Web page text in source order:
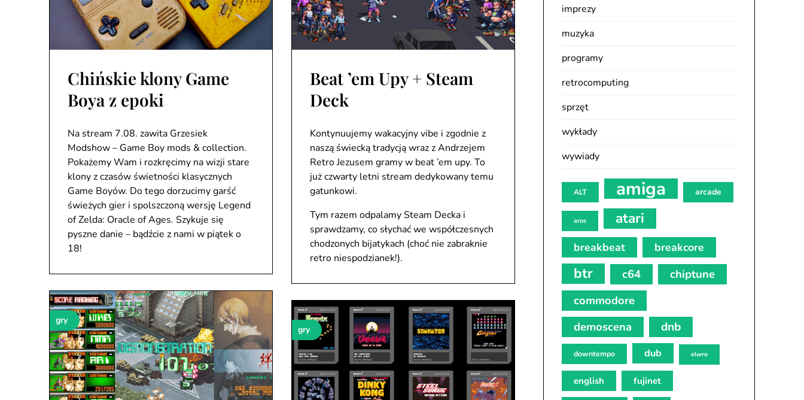
Chińskie klony Game
Boya z epoki
Na stream 7.08. zawita Grzesiek
Modshow – Game Boy mods & collection.
Pokażemy Wam i rozkręcimy na wizji stare
klony z czasów świetności klasycznych
Game Boyów. Do tego dorzucimy garść
świeżych gier i spolszczoną wersję Legend
of Zelda: Oracle of Ages. Szykuje się
pyszne danie – bądźcie z nami w piątek o
18!
gry
Beat ’em Upy + Steam
Deck
Kontynuujemy wakacyjny vibe i zgodnie z
naszą świecką tradycją wraz z Andrzejem
Retro Jezusem gramy w beat ’em upy. To
już czwarty letni stream dedykowany temu
gatunkowi.
Tym razem odpalamy Steam Decka i
sprawdzamy, co słychać we współczesnych
chodzonych bijatykach (choć nie zabraknie
retro niespodzianek!).
gry
imprezy
muzyka
programy
retrocomputing
sprzęt
wykłady
wywiady
ALT amiga arcade
aros atari
breakbeat breakcore
btr c64
chiptune
commodore
demoscena
dnb
downtempo dub elwro
english fujinet